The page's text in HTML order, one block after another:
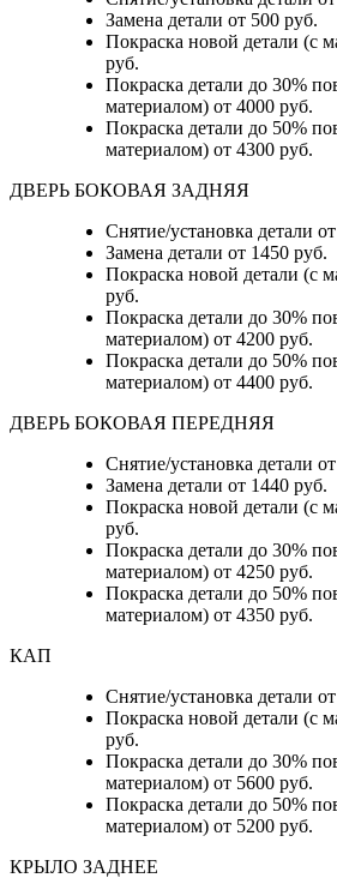
Замена детали от 500 руб.
Покраска новой детали (с
руб.
Покраска детали до 30%
материалом) от 4000 руб.
Покраска детали до 50%
материалом) от 4300 руб.
ДВЕРЬ БОКОВАЯ ЗАДНЯЯ
Снятие/установка детали
Замена детали от 1450 руб.
Покраска новой детали (с
руб.
Покраска детали до 30%
материалом) от 4200 руб.
Покраска детали до 50%
материалом) от 4400 руб.
ДВЕРЬ БОКОВАЯ ПЕРЕДНЯЯ
Снятие/установка детали
Замена детали от 1440 руб.
Покраска новой детали (с
руб.
Покраска детали до 30%
материалом) от 4250 руб.
Покраска детали до 50%
материалом) от 4350 руб.
КАП
Снятие/установка детали
Покраска новой детали (с
руб.
Покраска детали до 30%
материалом) от 5600 руб.
Покраска детали до 50%
материалом) от 5200 руб.
КРЫЛО ЗАДНЕЕ